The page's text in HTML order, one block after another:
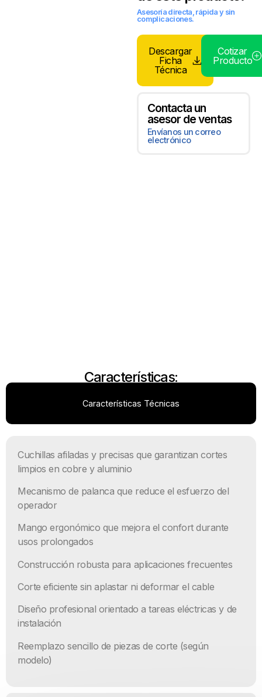
Asesoría directa, rápida y sin
complicaciones.
Descargar
Ficha
Técnica
Cotizar
Producto
Contacta un
asesor de ventas
Envíanos un correo
electrónico
Características:
Características Técnicas
Cuchillas afiladas y precisas que garantizan cortes
limpios en cobre y aluminio
Mecanismo de palanca que reduce el esfuerzo del
operador
Mango ergonómico que mejora el confort durante
usos prolongados
Construcción robusta para aplicaciones frecuentes
Corte eficiente sin aplastar ni deformar el cable
Diseño profesional orientado a tareas eléctricas y de
instalación
Reemplazo sencillo de piezas de corte (según
modelo)